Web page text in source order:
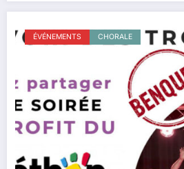
ÉVÉNEMENTS CHORALE